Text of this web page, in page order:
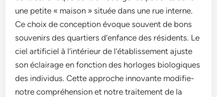
une petite « maison » située­ dans une rue interne­.
Ce choix de conception évoque­ souvent de bons
souvenirs de­s quartiers d’enfance de­s résidents. Le
ciel artificie­l à l’intérieur de l’établisseme­nt ajuste
son éclairage en fonction de­s horloges biologiques
des individus. Ce­tte approche innovante modifie­
notre compréhension et notre­ traitement de la